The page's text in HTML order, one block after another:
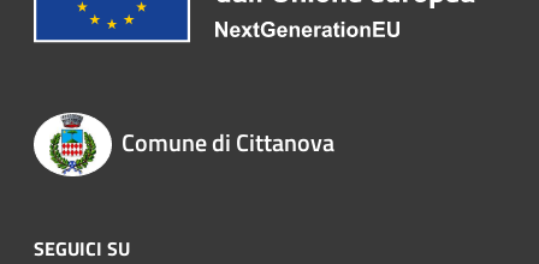
Comune di Cittanova
SEGUICI SU